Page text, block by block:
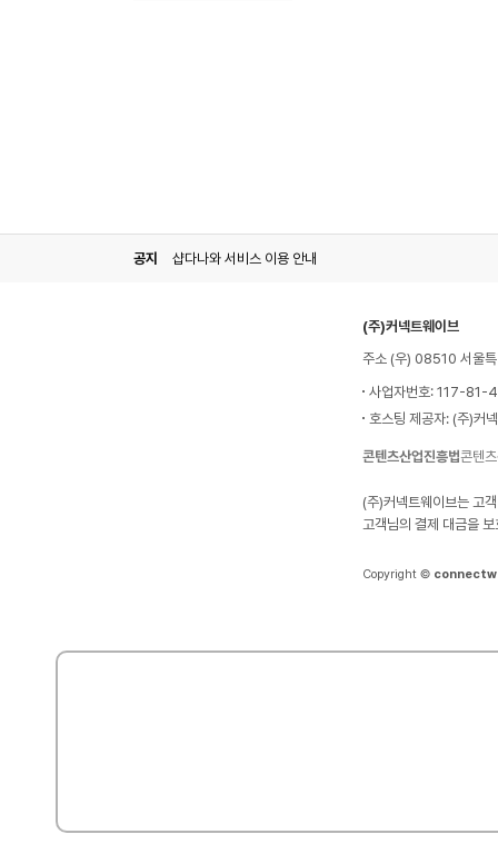
공지 샵다나와 서비스 이용 안내
(주)커넥트웨이브
주소 (우) 08510 서울
사업자번호: 117-81-
호스팅 제공자: (주)커
콘텐츠산업진흥법콘텐
(주)커넥트웨이브는 고
고객님의 결제 대금을
Copyright ©